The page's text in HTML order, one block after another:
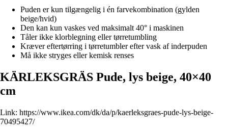
Puden er kun tilgængelig i én farvekombination (gylden
beige/hvid)
Den kan kun vaskes ved maksimalt 40° i maskinen
Tåler ikke klorblegning eller tørretumbling
Kræver eftertørring i tørretumbler efter vask af inderpuden
Må ikke stryges eller kemisk renses
KÄRLEKSGRÄS Pude, lys beige, 40×40
cm
Link: https://www.ikea.com/dk/da/p/kaerleksgraes-pude-lys-beige-
70495427/